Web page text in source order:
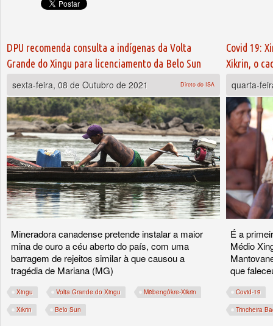
DPU recomenda consulta a indígenas da Volta
Grande do Xingu para licenciamento da Belo Sun
sexta-feira, 08 de Outubro de 2021
Direto do ISA
Mineradora canadense pretende instalar a maior
mina de ouro a céu aberto do país, com uma
barragem de rejeitos similar à que causou a
tragédia de Mariana (MG)
Xingu Volta Grande do Xingu Mẽbengôkre-Xikrin
Xikrin Belo Sun
Covid 19:
Xikrin, o
quarta-
É a
Médio
que
Covid-19
Trincheira